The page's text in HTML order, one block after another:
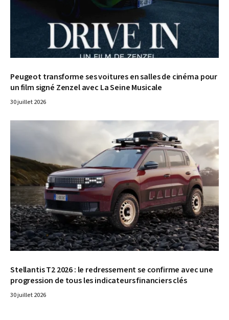
Peugeot transforme ses voitures en salles de cinéma pour
un film signé Zenzel avec La Seine Musicale
30 juillet 2026
Stellantis T2 2026 : le redressement se confirme avec une
progression de tous les indicateurs financiers clés
30 juillet 2026